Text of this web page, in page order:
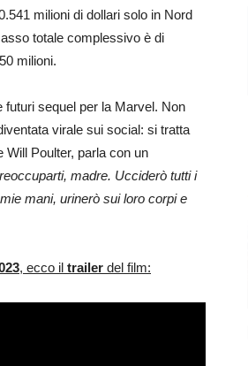
milioni di dollari solo in Nord
totale complessivo è di
milioni.
sequel per la Marvel. Non
virale sui social: si tratta
Will Poulter, parla con un
madre. Ucciderò tutti i
mani, urinerò sui loro corpi e
, ecco il trailer del film: